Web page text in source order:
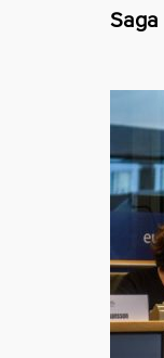
Saga